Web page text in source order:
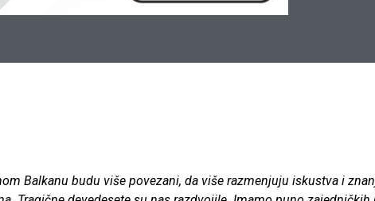
Balkanu budu više povezani, da više razmenjuju iskustva i